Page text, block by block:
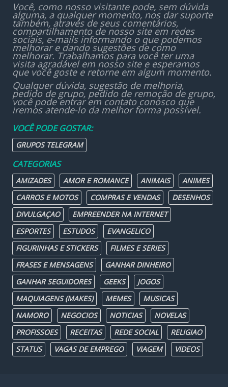
Você, como nosso visitante pode, sem dúvida
alguma, a qualquer momento, nos dar suporte
também, através de seus comentários,
compartilhamento de nosso site em redes
sociais, e-mails informando o que podemos
melhorar e dando sugestões de como
melhorar. Trabalhamos para você ter uma
visita agradável em nosso site e esperamos
que você goste e retorne em algum momento.
Qualquer dúvida, sugestão de melhoria,
pedido de grupo, pedido de remoção de grupo,
você pode entrar em contato conosco que
iremos atende-lo da melhor forma possível.
VOCÊ PODE GOSTAR:
GRUPOS TELEGRAM
CATEGORIAS
AMIZADES AMOR E ROMANCE ANIMAIS
ANIMES
CARROS E MOTOS
COMPRAS E VENDAS
DESENHOS
DIVULGAÇAO
EMPREENDER NA INTERNET
ESPORTES
ESTUDOS
EVANGELICO
FIGURINHAS E STICKERS
FILMES E SERIES
FRASES E MENSAGENS
GANHAR DINHEIRO
GANHAR SEGUIDORES
GEEKS
JOGOS
MAQUIAGENS (MAKES)
MEMES
MUSICAS
NAMORO
NEGOCIOS NOTICIAS
NOVELAS
PROFISSOES
RECEITAS REDE SOCIAL
RELIGIAO
STATUS
VAGAS DE EMPREGO VIAGEM VIDEOS